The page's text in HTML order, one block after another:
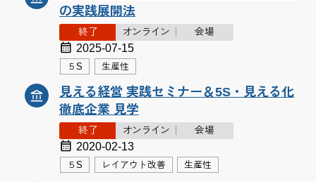
の実践展開法
終了 オンライン 会場
2025-07-15
５S 生産性
見える経営 実践セミナー＆5S・見える化
徹底企業 見学
終了 オンライン 会場
2020-02-13
５S レイアウト改善 生産性